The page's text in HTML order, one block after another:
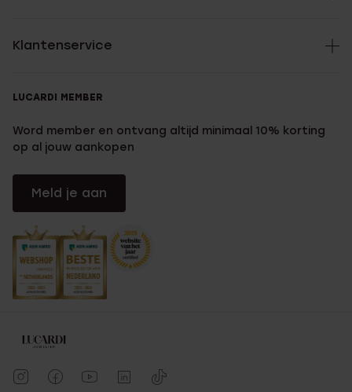
Klantenservice
LUCARDI MEMBER
Word member en ontvang altijd minimaal 10% korting
op al jouw aankopen
Meld je aan